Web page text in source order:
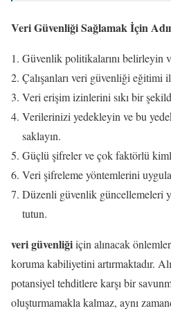
Veri Güvenliği Sağlamak İçin
Güvenlik politikalarını belirleyin
Çalışanları veri güvenliği eğitimi
Veri erişim izinlerini sıkı bir
Verilerinizi yedekleyin ve bu
saklayın.
Güçlü şifreler ve çok faktörlü
Veri şifreleme yöntemlerini
Düzenli güvenlik güncellemeleri
tutun.
veri güvenliğiiçin alınacak
koruma kabiliyetini artırmaktadır.
potansiyel tehditlere karşı bir
oluşturmamakla kalmaz, aynı